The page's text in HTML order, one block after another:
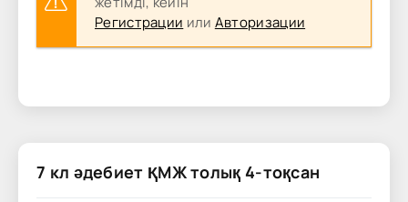
Регистрации или Авторизации
7 кл әдебиет ҚМЖ толық 4-тоқсан